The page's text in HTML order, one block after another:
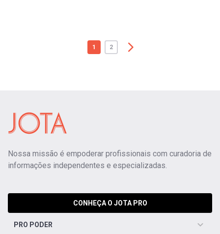
1 2
Nossa missão é empoderar profissionais com curadoria de
informações independentes e especializadas.
CONHEÇA O JOTA PRO
PRO PODER